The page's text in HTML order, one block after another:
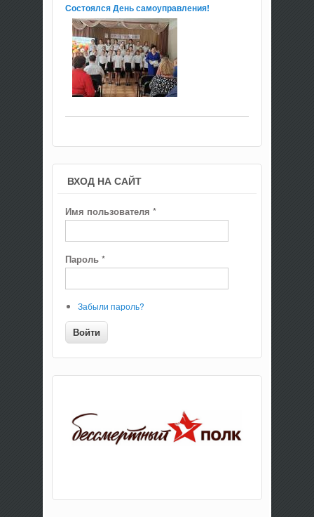
Состоялся День самоуправления!
ВХОД НА САЙТ
Имя пользователя *
Пароль *
Забыли пароль?